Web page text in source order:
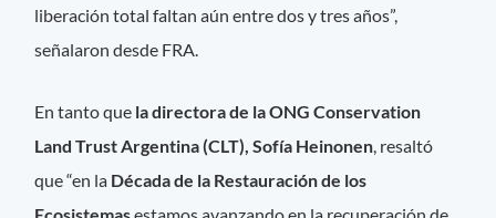
liberación total faltan aún entre dos y tres años”,
señalaron desde FRA.
En tanto que la directora de la ONG Conservation
Land Trust Argentina (CLT), Sofía Heinonen , resaltó
que “en la Década de la Restauración de los
Ecosistemasestamos avanzando en la recuperación de